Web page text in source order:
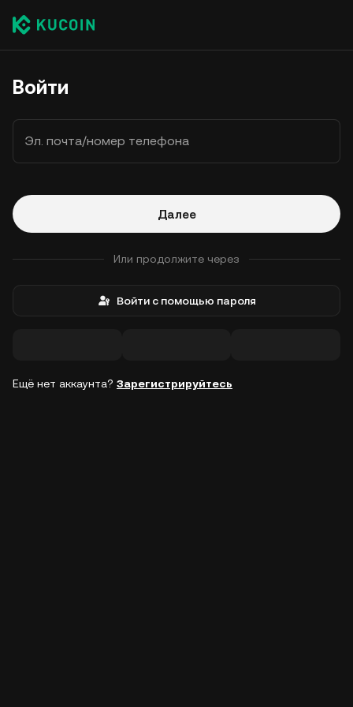
Войти
Эл. почта/номер телефона
Далее
Или продолжите через
Войти с помощью пароля
Ещё нет аккаунта? Зарегистрируйтесь